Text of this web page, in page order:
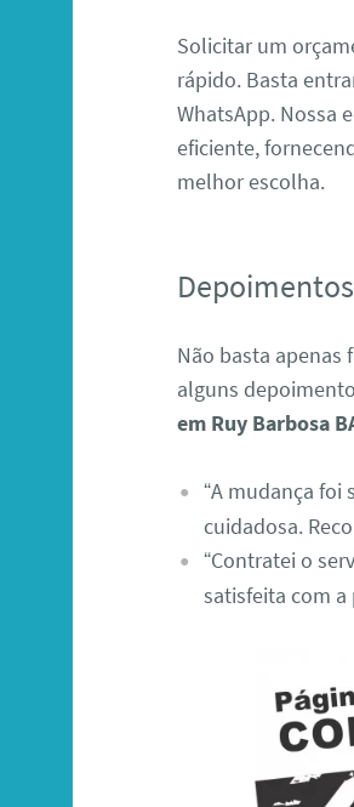
Solicitar um
rápido. Basta
WhatsApp. Nossa
eficiente,
melhor escolha.
Não basta apenas
alguns
em Ruy Barbosa
“A mudança
cuidadosa.
“Contratei o
satisfeita com a